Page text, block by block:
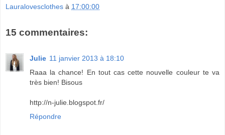
Lauralovesclothes à 17:00:00
15 commentaires:
Julie 11 janvier 2013 à 18:10
Raaa la chance! En tout cas cette nouvelle couleur te va
très bien! Bisous
http://n-julie.blogspot.fr/
Répondre